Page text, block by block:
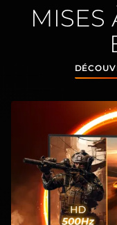
MISES
Un seul